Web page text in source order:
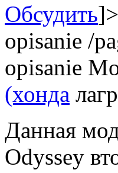
Обсудить]>
opisanie /
opisanie
(хонда
Данная
Odyssey